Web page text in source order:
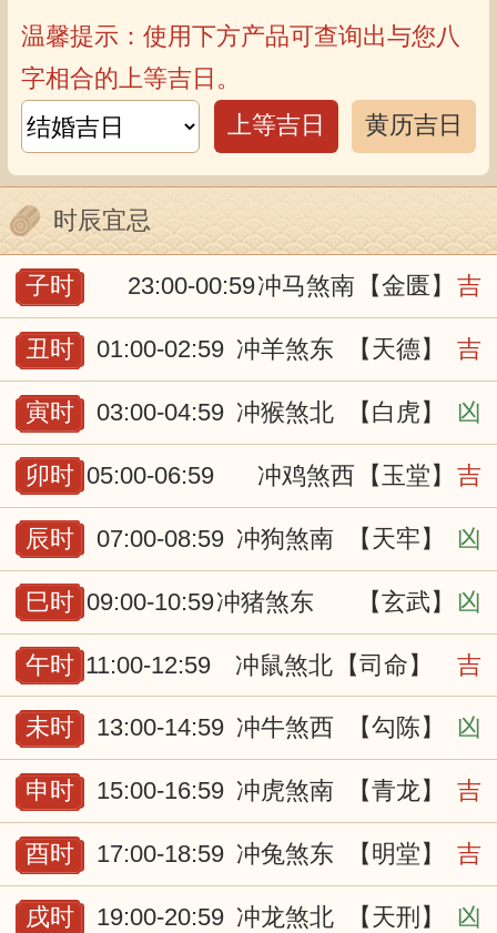
温馨提示：使用下方产品可查询出与您八
字相合的上等吉日。
上等吉日
黄历吉日
时辰宜忌
子时 23:00-00:59冲马煞南 【金匮】 吉
丑时 01:00-02:59 冲羊煞东 【天德】 吉
寅时 03:00-04:59 冲猴煞北 【白虎】 凶
卯时 05:00-06:59 冲鸡煞西 【玉堂】 吉
辰时 07:00-08:59 冲狗煞南 【天牢】 凶
巳时 09:00-10:59冲猪煞东 【玄武】 凶
午时 11:00-12:59 冲鼠煞北 【司命】 吉
未时 13:00-14:59 冲牛煞西 【勾陈】 凶
申时 15:00-16:59 冲虎煞南 【青龙】 吉
酉时 17:00-18:59 冲兔煞东 【明堂】 吉
戌时 19:00-20:59 冲龙煞北 【天刑】 凶